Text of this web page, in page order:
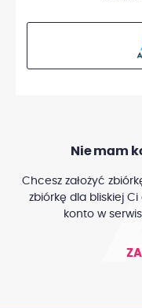
Nie mam
Chcesz założyć
zbiórkę dla bliskiej
konto w